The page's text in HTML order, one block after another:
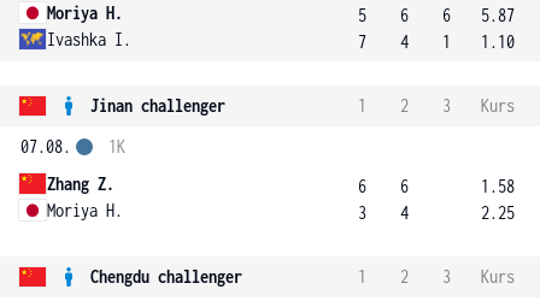
Moriya H.
Ivashka I.
5
7
6
4
6
1
5.87
1.10
Jinan challenger 1 2 3
Kurs
07.08.
Zhang Z.
Moriya H.
1K
6
3
6
4
1.58
2.25
Chengdu challenger 1 2 3
Kurs